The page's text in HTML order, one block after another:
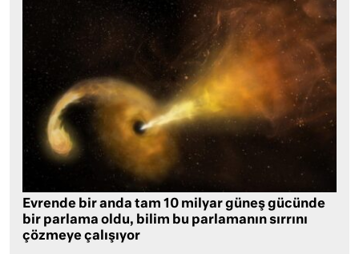
Evrende bir anda tam 10 milyar güneş gücünde
bir parlama oldu, bilim bu parlamanın sırrını
çözmeye çalışıyor